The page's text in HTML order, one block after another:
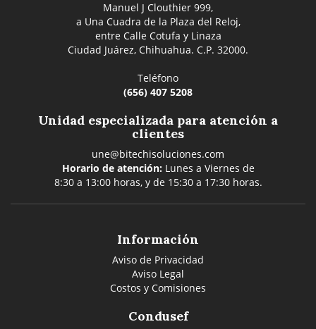
Manuel J Clouthier 999,
a Una Cuadra de la Plaza del Reloj,
entre Calle Cotufa y Linaza
Ciudad Juárez, Chihuahua. C.P. 32000.
Teléfono
(656) 407 5208
Unidad especializada para atención a
clientes
une@bitechisoluciones.com
Horario de atención: Lunes a Viernes de
8:30 a 13:00 horas, y de 15:30 a 17:30 horas.
Información
Aviso de Privacidad
Aviso Legal
Costos y Comisiones
Condusef